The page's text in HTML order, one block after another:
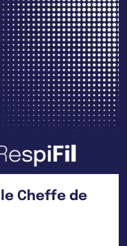
Cheffe de